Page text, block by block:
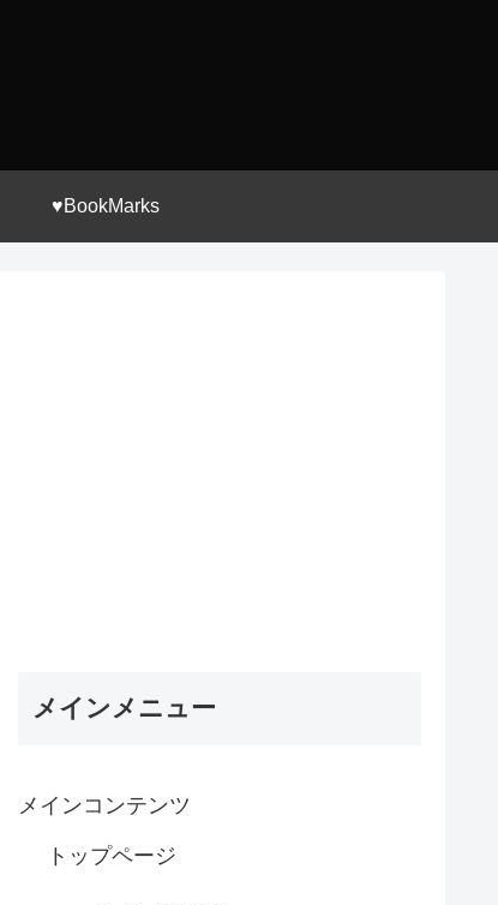
♥BookMarks
メインメニュー
メインコンテンツ
トップページ